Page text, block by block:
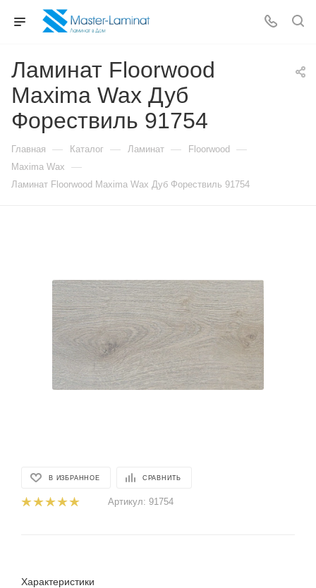
Ламинат Floorwood
Maxima Wax Дуб
Форествиль 91754
Главная — Каталог — Ламинат — Floorwood —
Maxima Wax —
Ламинат Floorwood Maxima Wax Дуб Форествиль 91754
В ИЗБРАННОЕ СРАВНИТЬ
Артикул: 91754
Характеристики